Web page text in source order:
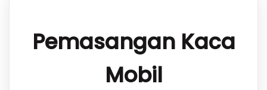
Pemasangan Kaca
Mobil